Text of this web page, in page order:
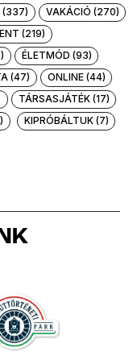
(337)
VAKÁCIÓ (270)
(219)
ÉLETMÓD (93)
(47)
ONLINE (44)
TÁRSASJÁTÉK (17)
KIPRÓBÁLTUK (7)